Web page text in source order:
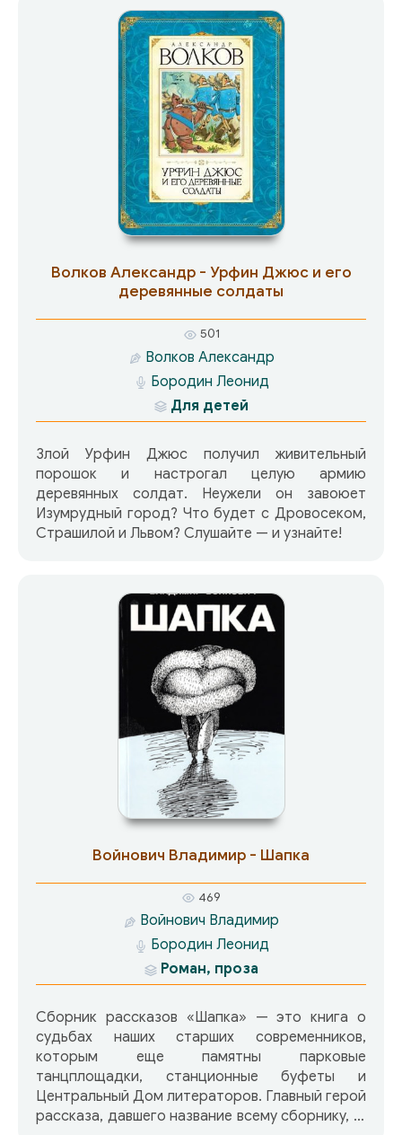
СодержаниеДети победителей. Повесть
Колечко. Рассказ Небо над головой. Рассказ А
вот те шиш! Рассказ Поправки к
задачкам.Рассказ Идет съемка. Рассказ Хочу
быть дворником. Рассказ Мимоходом. Рассказ
Легионер. Рассказ Правила всемогущества.
Рассказ Апельсины. Рассказ Паук. Рассказ
Цитаты. Рассказ Хочу в Париж. Рассказ
Оружейник Тарасюк. Рассказ Легенда о
морском параде. Рассказ Баллада о знамени.
Рассказ Маузер Папанина. Рассказ Карьера в
Никуда. Рассказ Ножик Сережи Довлатова.
Волков Александр - Урфин Джюс и его
деревянные солдаты
501
Волков Александр
Бородин Леонид
Для детей
Злой Урфин Джюс получил живительный
порошок и настрогал целую армию
деревянных солдат. Неужели он завоюет
Изумрудный город? Что будет с Дровосеком,
Страшилой и Львом? Слушайте — и узнайте!
Войнович Владимир - Шапка
469
Войнович Владимир
Бородин Леонид
Роман, проза
Сборник рассказов «Шапка» — это книга о
судьбах наших старших современников,
которым еще памятны парковые
танцплощадки, станционные буфеты и
Центральный Дом литераторов. Главный герой
рассказа, давшего название всему сборнику, —